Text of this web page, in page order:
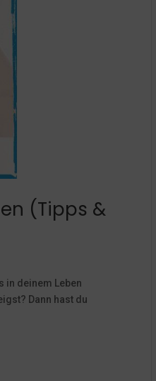
(Tipps &
in deinem Leben
Dann hast du